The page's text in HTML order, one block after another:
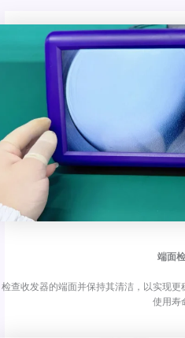
端面
检查收发器的端面并保持其清洁，以实现
使用寿